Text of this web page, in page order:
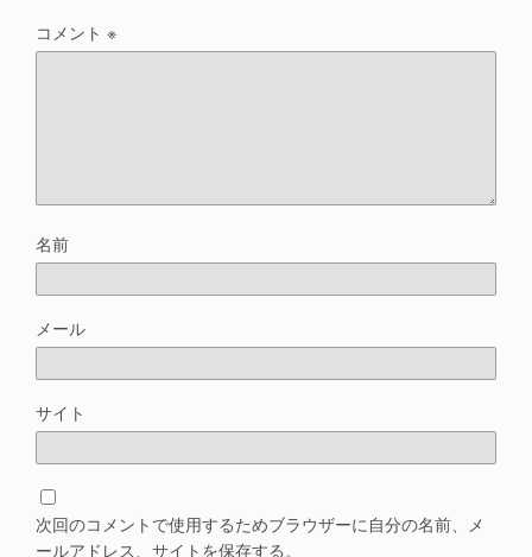
コメント ※
名前
メール
サイト
次回のコメントで使用するためブラウザーに自分の名前、メ
ールアドレス、サイトを保存する。